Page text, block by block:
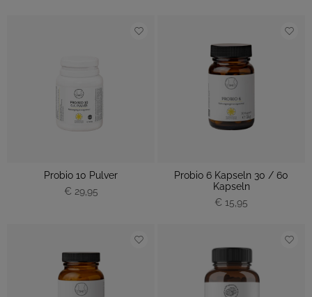
Probio 10 Pulver
€ 29,95
Probio 6 Kapseln 30 / 60
Kapseln
€ 15,95